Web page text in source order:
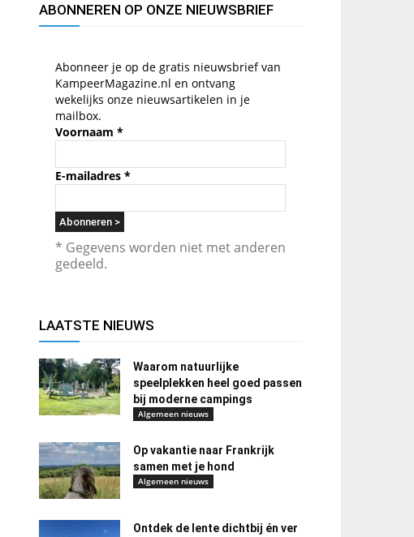
ABONNEREN OP ONZE NIEUWSBRIEF
Abonneer je op de gratis nieuwsbrief van
KampeerMagazine.nl en ontvang
wekelijks onze nieuwsartikelen in je
mailbox.
Voornaam *
E-mailadres *
* Gegevens worden niet met anderen
gedeeld.
LAATSTE NIEUWS
Waarom natuurlijke
speelplekken heel goed passen
bij moderne campings
Algemeen nieuws
Op vakantie naar Frankrijk
samen met je hond
Algemeen nieuws
Ontdek de lente dichtbij én ver